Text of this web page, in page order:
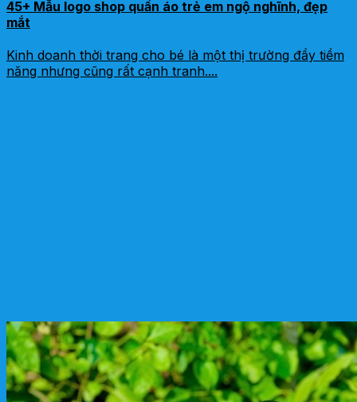
45+ Mẫu logo shop quần áo trẻ em ngộ nghĩnh, đẹp
mắt
Kinh doanh thời trang cho bé là một thị trường đầy tiềm
năng nhưng cũng rất cạnh tranh....